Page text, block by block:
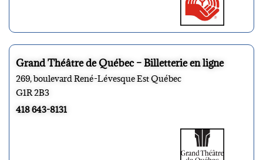
Grand Théâtre de Québec – Billetterie en ligne
269, boulevard René-Lévesque Est Québec
G1R 2B3
418 643-8131